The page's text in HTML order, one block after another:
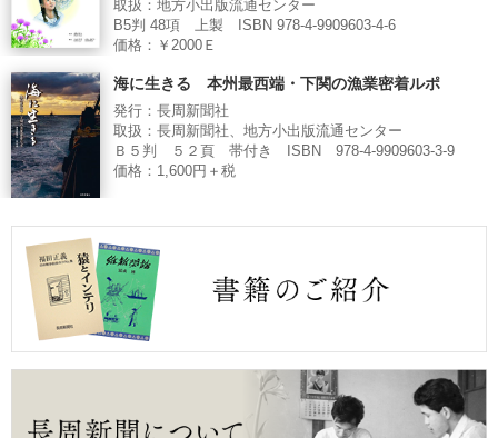
取扱：地方小出版流通センター
B5判 48項 上製 ISBN 978-4-9909603-4-6
価格：￥2000Ｅ
海に生きる 本州最西端・下関の漁業密着ルポ
発行：長周新聞社
取扱：長周新聞社、地方小出版流通センター
Ｂ５判 ５２頁 帯付き ISBN 978-4-9909603-3-9
価格：1,600円＋税